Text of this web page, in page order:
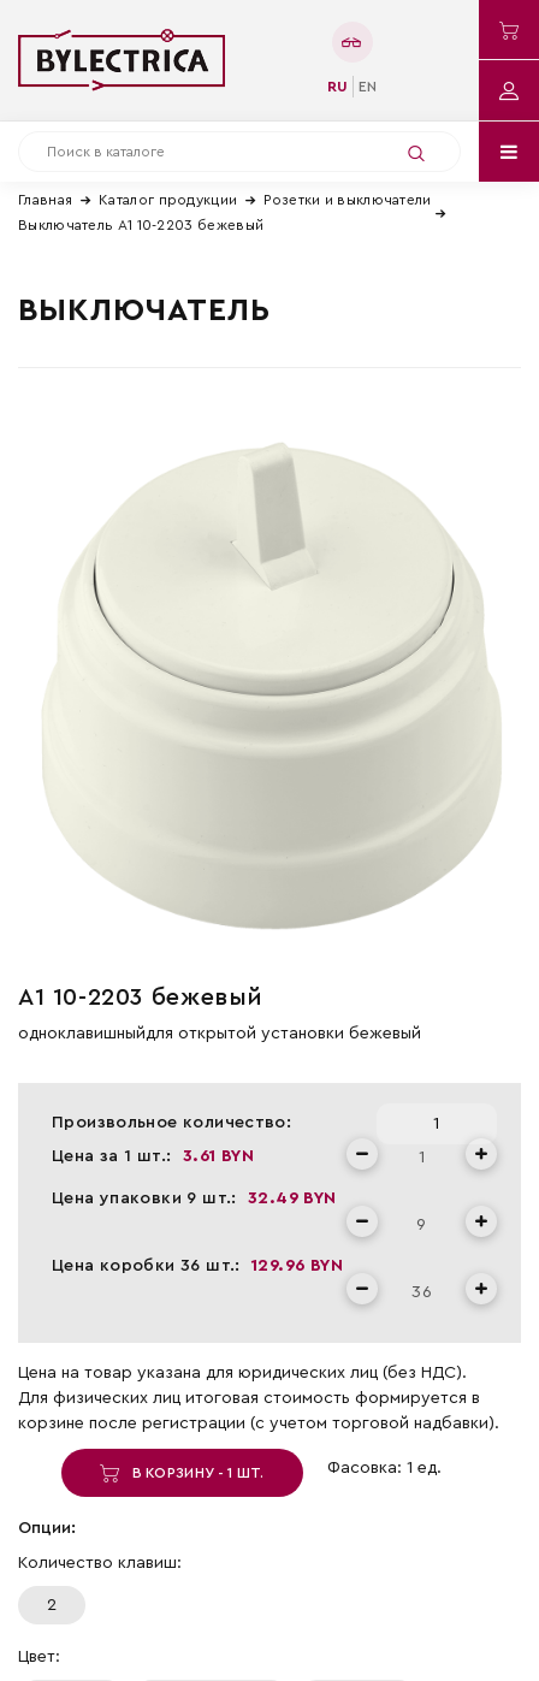
RU EN
Главная Каталог продукции
Розетки и выключатели
Выключатель А1 10-2203 бежевый
ВЫКЛЮЧАТЕЛЬ
А1 10-2203 бежевый
одноклавишныйдля открытой установки бежевый
Произвольное количество:
Цена за 1 шт.:
3.61 BYN
Цена упаковки 9 шт.: 32.49 BYN
Цена коробки 36 шт.: 129.96 BYN
Цена на товар указана для юридических лиц (без НДС).
Для физических лиц итоговая стоимость формируется в
корзине после регистрации (с учетом торговой надбавки).
В КОРЗИНУ - 1 ШТ. Фасовка: 1 ед.
Опции:
Количество клавиш:
2
Цвет: